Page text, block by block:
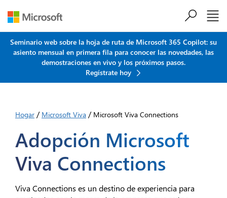
Seminario web sobre la hoja de ruta de Microsoft 365 Copilot: su
asiento mensual en primera fila para conocer las novedades, las
demostraciones en vivo y los próximos pasos.
Regístrate hoy
Hogar / Microsoft Viva / Microsoft Viva Connections
Adopción Microsoft
Viva Connections
Viva Connections es un destino de experiencia para